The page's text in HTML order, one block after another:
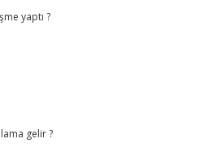
yaptı ?
gelir ?